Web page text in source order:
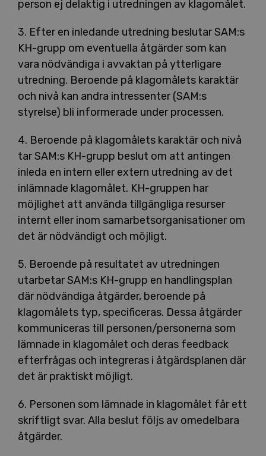
person ej delaktig i utredningen av klagomålet.
3. Efter en inledande utredning beslutar SAM:s
KH-grupp om eventuella åtgärder som kan
vara nödvändiga i avvaktan på ytterligare
utredning. Beroende på klagomålets karaktär
och nivå kan andra intressenter (SAM:s
styrelse) bli informerade under processen.
4. Beroende på klagomålets karaktär och nivå
tar SAM:s KH-grupp beslut om att antingen
inleda en intern eller extern utredning av det
inlämnade klagomålet. KH-gruppen har
möjlighet att använda tillgängliga resurser
internt eller inom samarbetsorganisationer om
det är nödvändigt och möjligt.
5. Beroende på resultatet av utredningen
utarbetar SAM:s KH-grupp en handlingsplan
där nödvändiga åtgärder, beroende på
klagomålets typ, specificeras. Dessa åtgärder
kommuniceras till personen/personerna som
lämnade in klagomålet och deras feedback
efterfrågas och integreras i åtgärdsplanen där
det är praktiskt möjligt.
6. Personen som lämnade in klagomålet får ett
skriftligt svar. Alla beslut följs av omedelbara
åtgärder.